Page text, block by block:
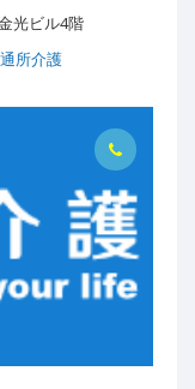
光ビル4階
所介護